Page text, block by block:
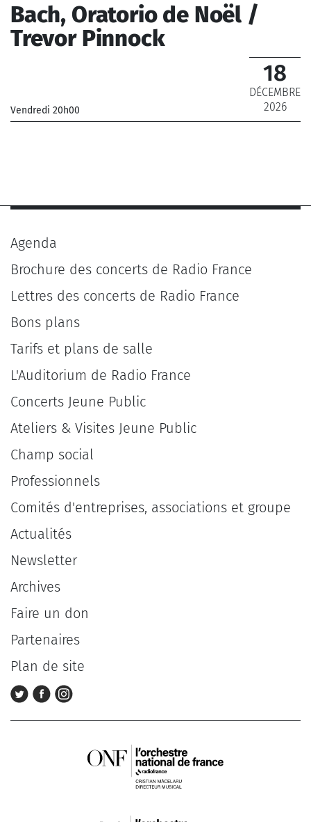
Bach, Oratorio de Noël /
Trevor Pinnock
Vendredi 20h00
18
DÉCEMBRE
2026
Agenda
Brochure des concerts de Radio France
Lettres des concerts de Radio France
Bons plans
Tarifs et plans de salle
L'Auditorium de Radio France
Concerts Jeune Public
Ateliers & Visites Jeune Public
Champ social
Professionnels
Comités d'entreprises, associations et groupe
Actualités
Newsletter
Archives
Faire un don
Partenaires
Plan de site